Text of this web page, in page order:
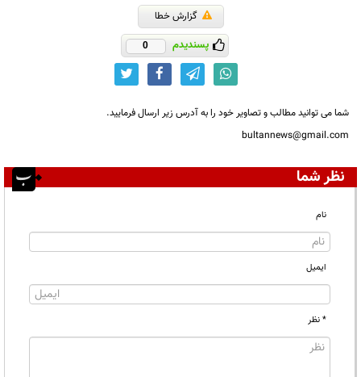
گزارش خطا
پسندیدم 0
شما می توانید مطالب و تصاویر خود را به آدرس زیر ارسال فرمایید.
bultannews@gmail.com
نظر شما
نام
ایمیل
* نظر